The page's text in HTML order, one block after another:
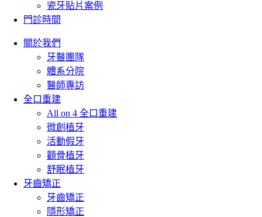
瓷牙貼片案例
門診時間
關於我們
牙醫團隊
體系分院
醫師專訪
全口重建
All on 4 全口重建
微創植牙
活動假牙
顴骨植牙
舒眠植牙
牙齒矯正
牙齒矯正
隱形矯正